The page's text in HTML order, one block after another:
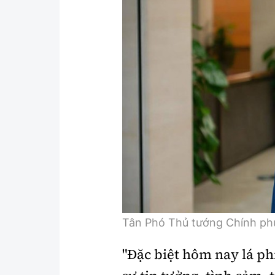
Showbiz
Điện ảnh
Âm nhạc
Đi ++
Du lịch
Khám phá
Lối sống
Tân Phó Thủ tướng Chính
"Đặc biệt hôm nay lá